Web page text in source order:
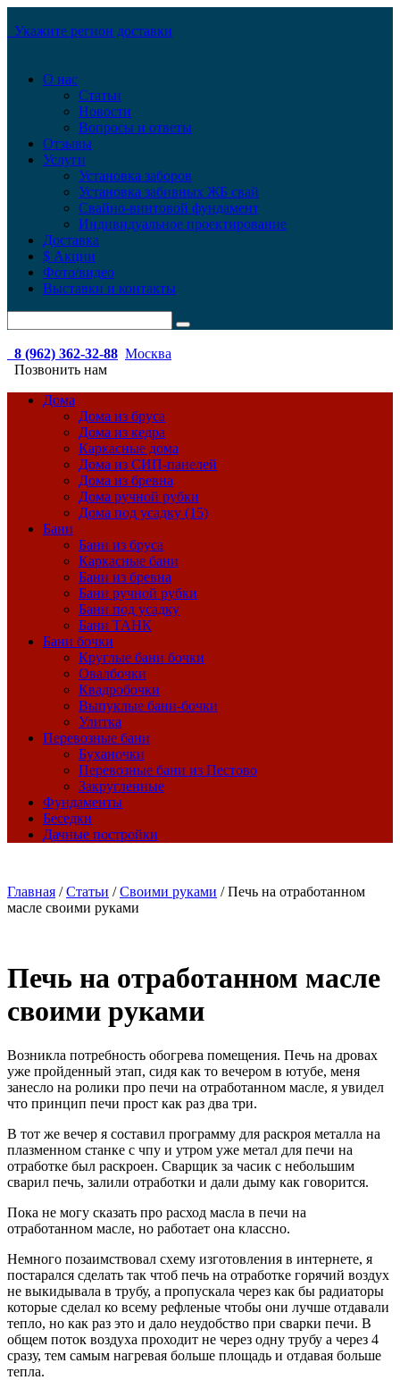
Укажите регион доставки
О нас
Статьи
Новости
Вопросы и ответы
Отзывы
Услуги
Установка заборов
Установка забивных ЖБ свай
Свайно-винтовой фундамент
Индивидуальное проектирование
Доставка
$ Акции
Фото/видео
Выставки и контакты
8 (962) 362-32-88 Москва
Позвонить нам
Дома
Дома из бруса
Дома из кедра
Каркасные дома
Дома из СИП-панелей
Дома из бревна
Дома ручной рубки
Дома под усадку (15)
Бани
Бани из бруса
Каркасные бани
Бани из бревна
Бани ручной рубки
Бани под усадку
Бани ТАНК
Бани бочки
Круглые бани бочки
Овалбочки
Квадробочки
Выпуклые бани-бочки
Улитка
Перевозные бани
Буханочки
Перевозные бани из Пестово
Закругленные
Фундаменты
Беседки
Дачные постройки
Главная /Статьи /Своими руками /Печь на отработанном
масле своими руками
Печь на отработанном масле
своими руками
Возникла потребность обогрева помещения. Печь на дровах
уже пройденный этап, сидя как то вечером в ютубе, меня
занесло на ролики про печи на отработанном масле, я увидел
что принцип печи прост как раз два три.
В тот же вечер я составил программу для раскроя металла на
плазменном станке с чпу и утром уже метал для печи на
отработке был раскроен. Сварщик за часик с небольшим
сварил печь, залили отработки и дали дыму как говорится.
Пока не могу сказать про расход масла в печи на
отработанном масле, но работает она классно.
Немного позаимствовал схему изготовления в интернете, я
постарался сделать так чтоб печь на отработке горячий воздух
не выкидывала в трубу, а пропускала через как бы радиаторы
которые сделал ко всему рефленые чтобы они лучше отдавали
тепло, но как раз это и дало неудобство при сварки печи. В
общем поток воздуха проходит не через одну трубу а через 4
сразу, тем самым нагревая больше площадь и отдавая больше
тепла.